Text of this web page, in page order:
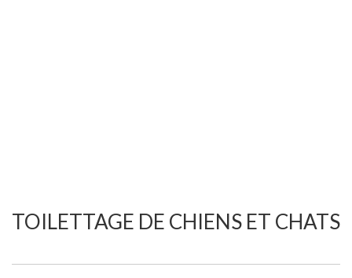
TOILETTAGE DE CHIENS ET CHATS